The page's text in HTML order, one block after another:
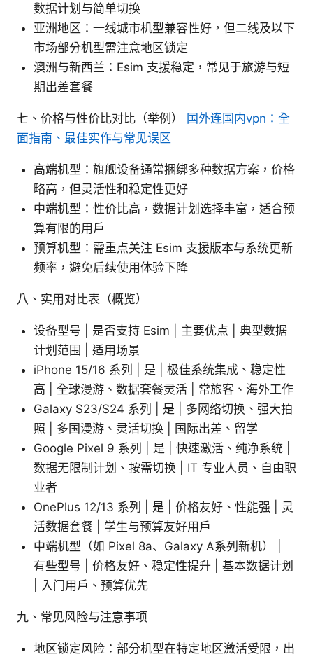
数据计划与简单切换
亚洲地区：一线城市机型兼容性好，但二线及以下
市场部分机型需注意地区锁定
澳洲与新西兰：Esim 支援稳定，常见于旅游与短
期出差套餐
七、价格与性价比对比（举例） 国外连国内vpn：全
面指南、最佳实作与常见误区
高端机型：旗舰设备通常捆绑多种数据方案，价格
略高，但灵活性和稳定性更好
中端机型：性价比高，数据计划选择丰富，适合预
算有限的用户
预算机型：需重点关注 Esim 支援版本与系统更新
频率，避免后续使用体验下降
八、实用对比表（概览）
设备型号 | 是否支持 Esim | 主要优点 | 典型数据
计划范围 | 适用场景
iPhone 15/16 系列 | 是 | 极佳系统集成、稳定性
高 | 全球漫游、数据套餐灵活 | 常旅客、海外工作
Galaxy S23/S24 系列 | 是 | 多网络切换、强大拍
照 | 多国漫游、灵活切换 | 国际出差、留学
Google Pixel 9 系列 | 是 | 快速激活、纯净系统 |
数据无限制计划、按需切换 | IT 专业人员、自由职
业者
OnePlus 12/13 系列 | 是 | 价格友好、性能强 | 灵
活数据套餐 | 学生与预算友好用户
中端机型（如 Pixel 8a、Galaxy A系列新机） |
有些型号 | 价格友好、稳定性提升 | 基本数据计划
| 入门用户、预算优先
九、常见风险与注意事项
地区锁定风险：部分机型在特定地区激活受限，出